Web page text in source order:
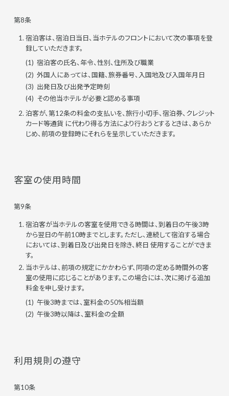
第8条
宿泊客は、宿泊日当日、当ホテルのフロントにおいて次の事項を登
録していただきます。
宿泊客の氏名、年令、性別、住所及び職業
外国人にあっては、国籍、旅券番号、入国地及び入国年月日
出発日及び出発予定時刻
その他当ホテルが必要と認める事項
泊客が、第12条の料金の支払いを、旅行小切手、宿泊券、クレジット
カード等通貨 に代わり得る方法により行おうとするときは、あらか
じめ、前項の登録時にそれらを呈示していただきます。
客室の使用時間
第9条
宿泊客が当ホテルの客室を使用できる時間は、到着日の午後3時
から翌日の午前10時までとします。ただし、連続して宿泊する場合
においては、到着日及び出発日を除き、終日 使用することができま
す。
当ホテルは、前項の規定にかかわらず、同項の定める時間外の客
室の使用に応じることがあります。この場合には、次に掲げる追加
料金を申し受けます。
午後3時までは、室料金の50%相当額
午後3時以降は、室料金の全額
利用規則の遵守
第10条